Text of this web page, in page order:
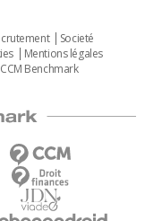
Societé
Mentions légales
Benchmark